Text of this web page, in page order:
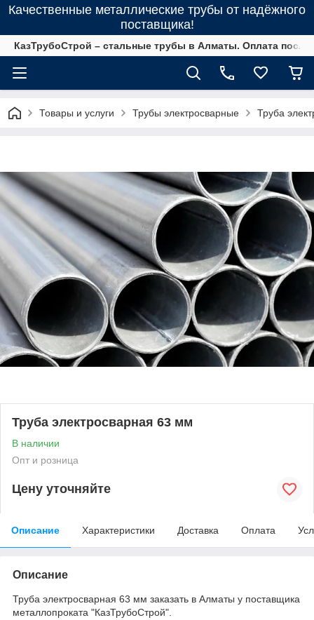
Качественные металлические трубы от надёжного
поставщика!
КазТрубоСтрой – стальные трубы в Алматы. Оплата
Товары и услуги Трубы электросварные Труба
Труба электросварная 63 мм
В наличии
Опт и розница
Цену уточняйте
Описание Характеристики Доставка Оплата
Описание
Труба электросварная 63 мм заказать в Алматы у поставщика
металлопроката "КазТрубоСтрой".